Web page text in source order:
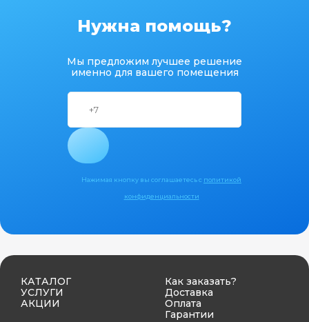
Нужна помощь?
Мы предложим лучшее решение
именно для вашего помещения
Нажимая кнопку вы соглашаетесь с политикой
конфиденциальности
КАТАЛОГ
УСЛУГИ
АКЦИИ
Как заказать?
Доставка
Оплата
Гарантии